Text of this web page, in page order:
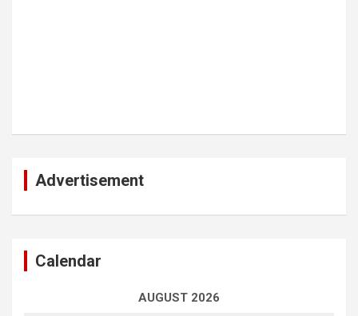
Advertisement
Calendar
AUGUST 2026